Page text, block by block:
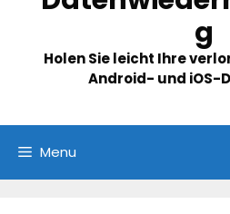
g
Holen Sie leicht Ihre
Android- und iOS-
Menu